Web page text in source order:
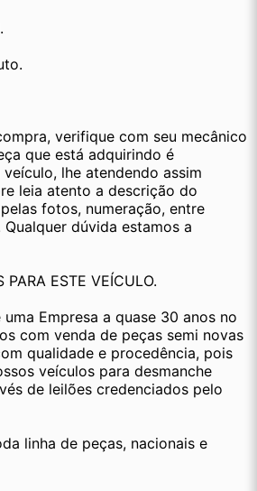
verifique com seu mecânico
que está adquirindo é
lhe atendendo assim
leia atento a descrição do
fotos, numeração, entre
dúvida estamos a
PARA ESTE VEÍCULO.
uma Empresa a quase 30 anos no
com venda de peças semi novas
qualidade e procedência, pois
veículos para desmanche
de leilões credenciados pelo
linha de peças, nacionais e